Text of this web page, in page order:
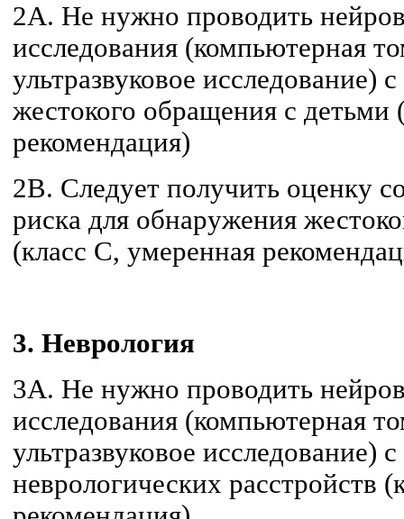
2A. Не нужно проводить
исследования (компьютерная
ультразвуковое исследование)
жестокого обращения с детьми
рекомендация)
2B. Следует получить оценку
риска для обнаружения
(класс C, умеренная
3. Неврология
3A. Не нужно проводить
исследования (компьютерная
ультразвуковое исследование)
неврологических расстройств